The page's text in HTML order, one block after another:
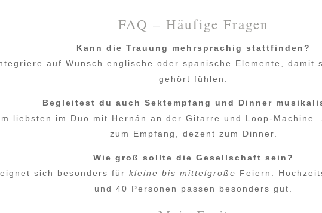
FAQ – Häufige Fragen
Kann die Trauung mehrsprachig stattfinden?
auf Wunsch englische oder spanische Elemente, damit
gehört fühlen.
Begleitest du auch Sektempfang und Dinner
liebsten im Duo mit Hernán an der Gitarre und Loop-Machine.
zum Empfang, dezent zum Dinner.
Wie groß sollte die Gesellschaft sein?
sich besonders für kleine bis mittelgroße Feiern.
und 40 Personen passen besonders gut.